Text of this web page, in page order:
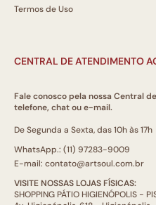
Termos de Uso
CENTRAL DE ATENDIMENTO
Fale conosco pela nossa Central
telefone, chat ou e-mail.
De Segunda a Sexta, das 10h às 17h
WhatsApp.: (11) 97283-9009
E-mail: contato@artsoul.com.br
VISITE NOSSAS LOJAS FÍSICAS:
SHOPPING PÁTIO HIGIENÓPOLIS -